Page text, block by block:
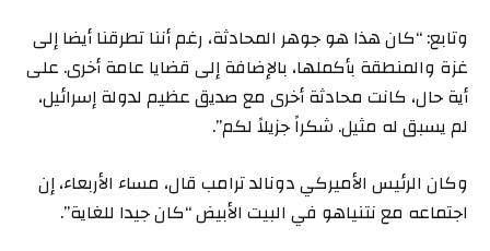
وتابع: “كان هذا هو جوهر المحادثة، رغم أننا تطرقنا أيضا إلى
غزة والمنطقة بأكملها، بالإضافة إلى قضايا عامة أخرى. على
أية حال، كانت محادثة أخرى مع صديق عظيم لدولة إسرائيل،
لم يسبق له مثيل. شكراً جزيلاً لكم”.
وكان الرئيس الأميركي دونالد ترامب قال، مساء الأربعاء، إن
اجتماعه مع نتنياهو في البيت الأبيض “كان جيدا للغاية”.